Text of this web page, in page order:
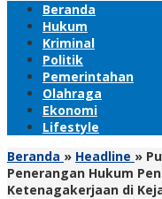
Beranda
Hukum
Kriminal
Politik
Pemerintahan
Olahraga
Ekonomi
Lifestyle
Beranda » Headline »
Penerangan Hukum
Ketenagakerjaan di